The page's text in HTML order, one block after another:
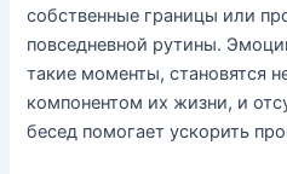
собственные границы или
повседневной рутины.
такие моменты, становятся
компонентом их жизни, и
бесед помогает ускорить